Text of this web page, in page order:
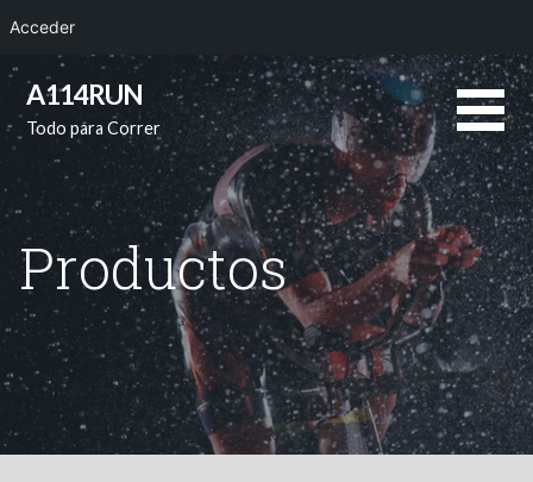
Saltar
contenido
A114RUN
Todo para Correr
Productos
Acceder